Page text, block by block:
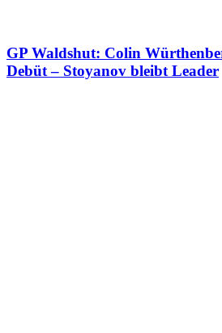
GP Waldshut: Colin
Debüt – Stoyanov bleibt Leader